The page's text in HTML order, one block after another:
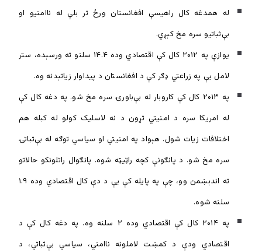
له همدغه کال راهیسې افغانستان ورځ تر بلې له ناامنیو او
بې‌ثباتیو سره مخ کېږي.
یوازې په ۲۰۱۲ کال کې اقتصادي وده ۱۴.۴ سلنو ته ورسېده، ستر
لامل یې په زراعتي ډګر کې د افغانستان د پيداوار زیاتېدنه وه.
په ۲۰۱۳ کال کې کاروبار له بې‌باورۍ سره مخ شو. په دغه کال کې
له امريکا سره د امنیتي تړون د نه لاسلیک کولو له کبله هم
اختلافات زیات شول. هېواد په امنیتي او سیاسي توګه له بې‌ثباتۍ
سره مخ شو. د پانګونې کچه راټيټه شوه. پانګوال راتلونکو حالاتو
ته اندېښمن وو، چې په پايله کې يې د دې کال اقتصادي وده ۱.۹
سلنه شوه.
په ۲۰۱۴ کال کې اقتصادي وده ۲ سلنه وه. په دغه کال کې د
اقتصادي ودې د کمښت لاملونه ناامني، سیاسي بې‌ثباتي، د